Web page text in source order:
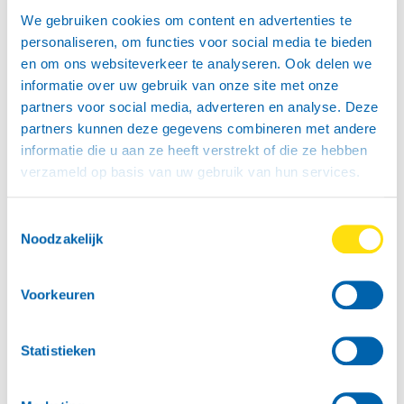
We gebruiken cookies om content en advertenties te
personaliseren, om functies voor social media te bieden
en om ons websiteverkeer te analyseren. Ook delen we
informatie over uw gebruik van onze site met onze
partners voor social media, adverteren en analyse. Deze
partners kunnen deze gegevens combineren met andere
informatie die u aan ze heeft verstrekt of die ze hebben
verzameld op basis van uw gebruik van hun services.
Noodzakelijk
Voorkeuren
Statistieken